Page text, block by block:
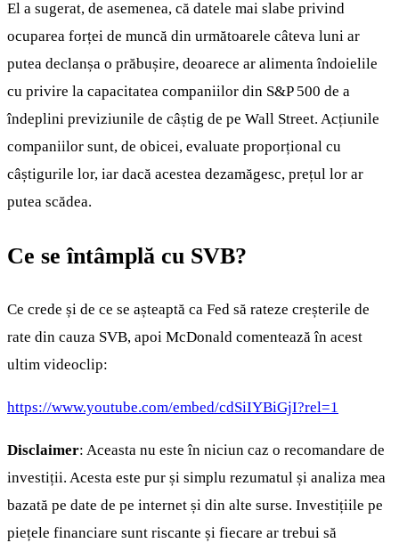
El a sugerat, de asemenea, că datele mai slabe privind
ocuparea forței de muncă din următoarele câteva luni ar
putea declanșa o prăbușire, deoarece ar alimenta îndoielile
cu privire la capacitatea companiilor din S&P 500 de a
îndeplini previziunile de câștig de pe Wall Street. Acțiunile
companiilor sunt, de obicei, evaluate proporțional cu
câștigurile lor, iar dacă acestea dezamăgesc, prețul lor ar
putea scădea.
Ce se întâmplă cu SVB?
Ce crede și de ce se așteaptă ca Fed să rateze creșterile de
rate din cauza SVB, apoi McDonald comentează în acest
ultim videoclip:
https://www.youtube.com/embed/cdSiIYBiGjI?rel=1
Disclaimer: Aceasta nu este în niciun caz o recomandare de
investiții. Acesta este pur și simplu rezumatul și analiza mea
bazată pe date de pe internet și din alte surse. Investițiile pe
piețele financiare sunt riscante și fiecare ar trebui să